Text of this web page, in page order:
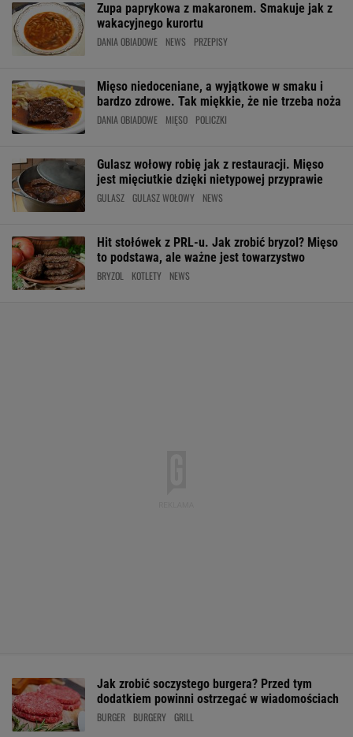
Zupa paprykowa z makaronem. Smakuje jak z
wakacyjnego kurortu
DANIA OBIADOWE NEWS PRZEPISY
Mięso niedoceniane, a wyjątkowe w smaku i
bardzo zdrowe. Tak miękkie, że nie trzeba noża
DANIA OBIADOWE MIĘSO POLICZKI
Gulasz wołowy robię jak z restauracji. Mięso
jest mięciutkie dzięki nietypowej przyprawie
GULASZ GULASZ WOŁOWY NEWS
Hit stołówek z PRL-u. Jak zrobić bryzol? Mięso
to podstawa, ale ważne jest towarzystwo
BRYZOL KOTLETY NEWS
Jak zrobić soczystego burgera? Przed tym
dodatkiem powinni ostrzegać w wiadomościach
BURGER BURGERY GRILL